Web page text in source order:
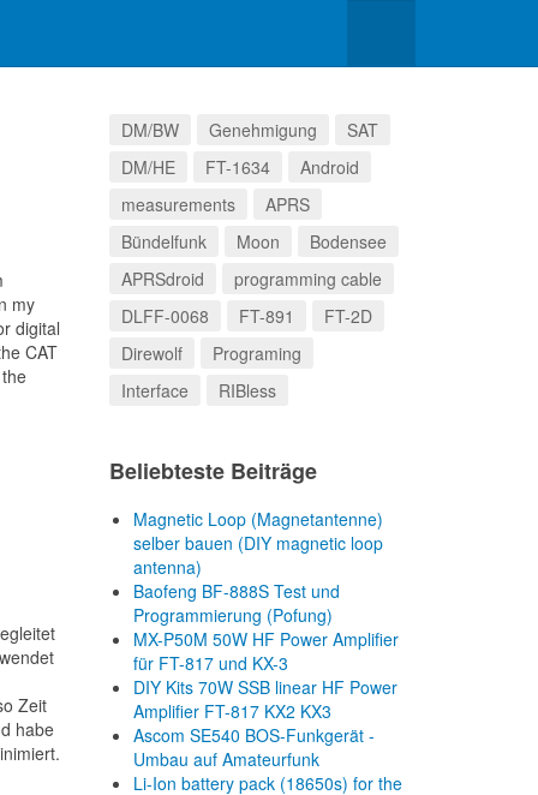
my
digital
CAT
Zeit
habe
DM/BW Genehmigung
SAT
DM/HE
FT-1634
Android
measurements
APRS
Bündelfunk
Moon
Bodensee
APRSdroid
programming cable
DLFF-0068
FT-891
FT-2D
Direwolf
Programing
Interface
RIBless
Beliebteste Beiträge
Magnetic Loop (Magnetantenne)
selber bauen (DIY magnetic loop
antenna)
Baofeng BF-888S Test und
Programmierung (Pofung)
MX-P50M 50W HF Power Amplifier
für FT-817 und KX-3
DIY Kits 70W SSB linear HF Power
Amplifier FT-817 KX2 KX3
Ascom SE540 BOS-Funkgerät -
Umbau auf Amateurfunk
Li-Ion battery pack (18650s) for the